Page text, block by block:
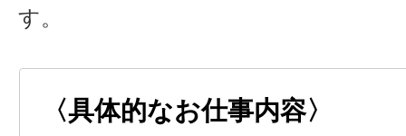
す。
〈具体的なお仕事内容〉